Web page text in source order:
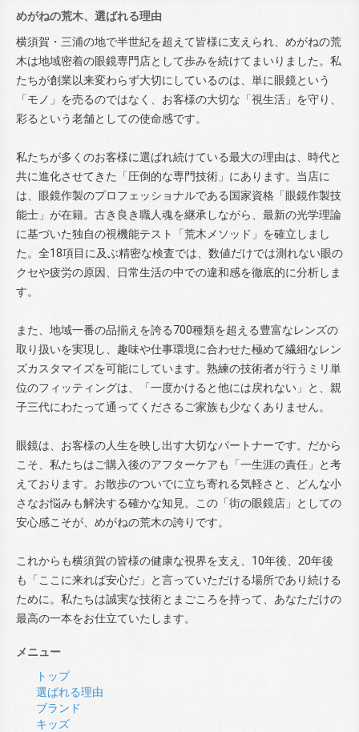
めがねの荒木、選ばれる理由
横須賀・三浦の地で半世紀を超えて皆様に支えられ、めがねの荒
木は地域密着の眼鏡専門店として歩みを続けてまいりました。私
たちが創業以来変わらず大切にしているのは、単に眼鏡という
「モノ」を売るのではなく、お客様の大切な「視生活」を守り、
彩るという老舗としての使命感です。
私たちが多くのお客様に選ばれ続けている最大の理由は、時代と
共に進化させてきた「圧倒的な専門技術」にあります。当店に
は、眼鏡作製のプロフェッショナルである国家資格「眼鏡作製技
能士」が在籍。古き良き職人魂を継承しながら、最新の光学理論
に基づいた独自の視機能テスト「荒木メソッド」を確立しまし
た。全18項目に及ぶ精密な検査では、数値だけでは測れない眼の
クセや疲労の原因、日常生活の中での違和感を徹底的に分析しま
す。
また、地域一番の品揃えを誇る700種類を超える豊富なレンズの
取り扱いを実現し、趣味や仕事環境に合わせた極めて繊細なレン
ズカスタマイズを可能にしています。熟練の技術者が行うミリ単
位のフィッティングは、「一度かけると他には戻れない」と、親
子三代にわたって通ってくださるご家族も少なくありません。
眼鏡は、お客様の人生を映し出す大切なパートナーです。だから
こそ、私たちはご購入後のアフターケアも「一生涯の責任」と考
えております。お散歩のついでに立ち寄れる気軽さと、どんな小
さなお悩みも解決する確かな知見。この「街の眼鏡店」としての
安心感こそが、めがねの荒木の誇りです。
これからも横須賀の皆様の健康な視界を支え、10年後、20年後
も「ここに来れば安心だ」と言っていただける場所であり続ける
ために。私たちは誠実な技術とまごころを持って、あなただけの
最高の一本をお仕立ていたします。
メニュー
トップ
選ばれる理由
ブランド
キッズ